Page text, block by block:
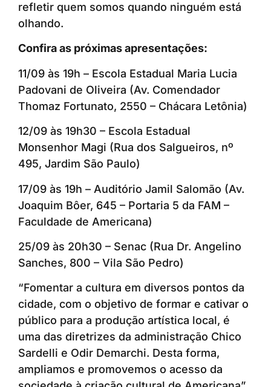
refletir quem somos quando ninguém está
olhando.
Confira as próximas apresentações:
11/09 às 19h – Escola Estadual Maria Lucia
Padovani de Oliveira (Av. Comendador
Thomaz Fortunato, 2550 – Chácara Letônia)
12/09 às 19h30 – Escola Estadual
Monsenhor Magi (Rua dos Salgueiros, nº
495, Jardim São Paulo)
17/09 às 19h – Auditório Jamil Salomão (Av.
Joaquim Bôer, 645 – Portaria 5 da FAM –
Faculdade de Americana)
25/09 às 20h30 – Senac (Rua Dr. Angelino
Sanches, 800 – Vila São Pedro)
“Fomentar a cultura em diversos pontos da
cidade, com o objetivo de formar e cativar o
público para a produção artística local, é
uma das diretrizes da administração Chico
Sardelli e Odir Demarchi. Desta forma,
ampliamos e promovemos o acesso da